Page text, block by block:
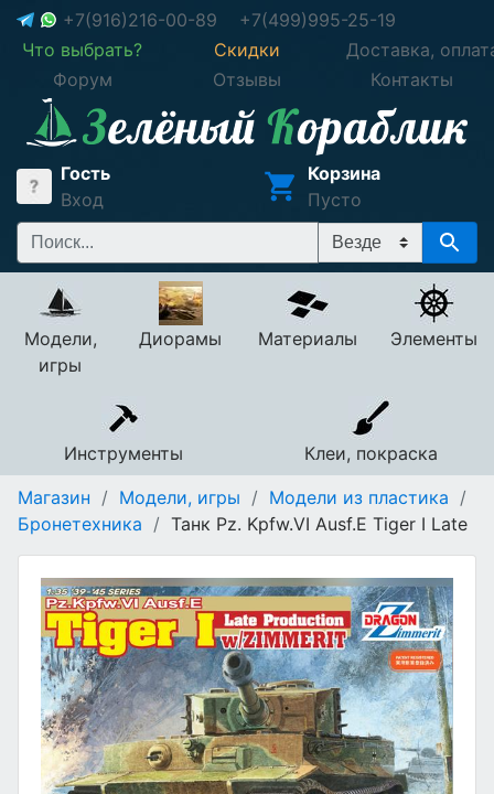
+7(916)216-00-89
+7(499)995-25-19
Что выбрать?
Скидки
Доставка,
Форум
Отзывы Контакты
Гость
Вход
Корзина
Пусто
Модели,
игры
Диорамы Материалы Элементы
Инструменты
Клеи, покраска
Магазин / Модели, игры / Модели из пластика /
Бронетехника / Танк Pz. Kpfw.VI Ausf.E Tiger I Late